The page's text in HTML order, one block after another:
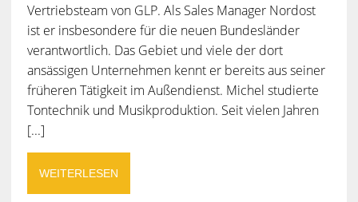
Vertriebsteam von GLP. Als Sales Manager Nordost
ist er insbesondere für die neuen Bundesländer
verantwortlich. Das Gebiet und viele der dort
ansässigen Unternehmen kennt er bereits aus seiner
früheren Tätigkeit im Außendienst. Michel studierte
Tontechnik und Musikproduktion. Seit vielen Jahren
[...]
WEITERLESEN